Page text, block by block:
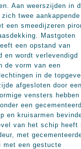
Aan weerszijden in
twee aankappende
een smeedijzeren
Mastgoten
een opstand van
en wordt verlevendigd
de vorm van een
in de
afgesloten door
vensters hebben
een
en kruisarmen
van het schip heeft
met
met een gestucte